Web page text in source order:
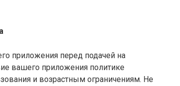
приложения перед подачей на
вашего приложения политике
и возрастным ограничениям. Не